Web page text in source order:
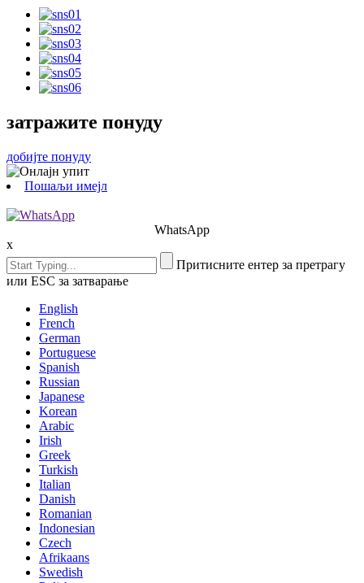
затражите понуду
добијте понуду
Пошаљи имејл
WhatsApp
x
Притисните ентер за претрагу
или ESC за затварање
English
French
German
Portuguese
Spanish
Russian
Japanese
Korean
Arabic
Irish
Greek
Turkish
Italian
Danish
Romanian
Indonesian
Czech
Afrikaans
Swedish